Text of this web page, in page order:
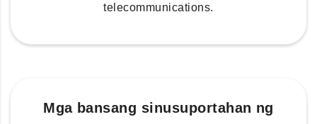
telecommunications.
Mga bansang sinusuportahan ng